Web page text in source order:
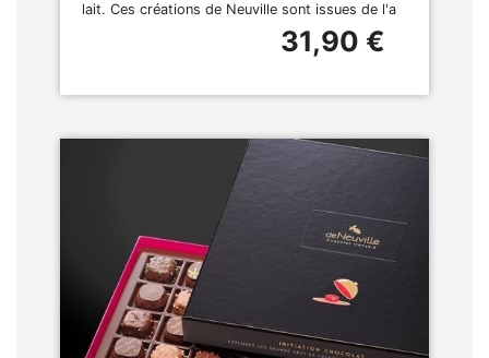
lait. Ces créations de Neuville sont issues de l'a
31,90 €